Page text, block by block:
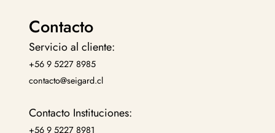
Contacto
Servicio al cliente:
+56 9 5227 8985
contacto@seigard.cl
Contacto Instituciones:
+56 9 5227 8981